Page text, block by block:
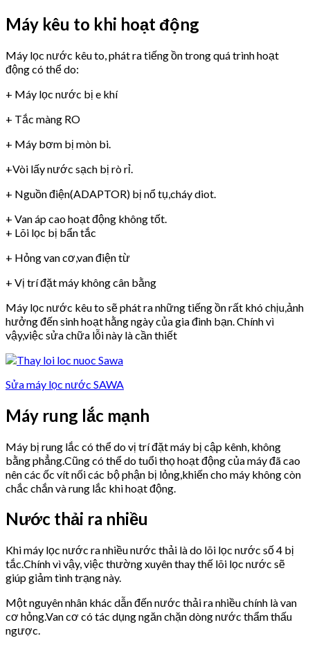
Máy kêu to khi hoạt động
Máy lọc nước kêu to, phát ra tiếng ồn trong quá trình hoạt
động có thể do:
+ Máy lọc nước bị e khí
+ Tắc màng RO
+ Máy bơm bị mòn bi.
+Vòi lấy nước sạch bị rò rỉ.
+ Nguồn điện(ADAPTOR) bị nổ tụ,cháy diot.
+ Van áp cao hoạt động không tốt.
+ Lõi lọc bị bẩn tắc
+ Hỏng van cơ,van điện từ
+ Vị trí đặt máy không cân bằng
Máy lọc nước kêu to sẽ phát ra những tiếng ồn rất khó chịu,ảnh
hưởng đến sinh hoạt hằng ngày của gia đình bạn. Chính vì
vậy,việc sửa chữa lỗi này là cần thiết
Sửa máy lọc nước SAWA
Máy rung lắc mạnh
Máy bị rung lắc có thể do vị trí đặt máy bị cập kênh, không
bằng phẳng.Cũng có thể do tuổi thọ hoạt động của máy đã cao
nên các ốc vít nối các bộ phận bị lỏng,khiến cho máy không còn
chắc chắn và rung lắc khi hoạt động.
Nước thải ra nhiều
Khi máy lọc nước ra nhiều nước thải là do lõi lọc nước số 4 bị
tắc.Chính vì vậy, việc thường xuyên thay thế lõi lọc nước sẽ
giúp giảm tình trạng này.
Một nguyên nhân khác dẫn đến nước thải ra nhiều chính là van
cơ hỏng.Van cơ có tác dụng ngăn chặn dòng nước thẩm thấu
ngược.